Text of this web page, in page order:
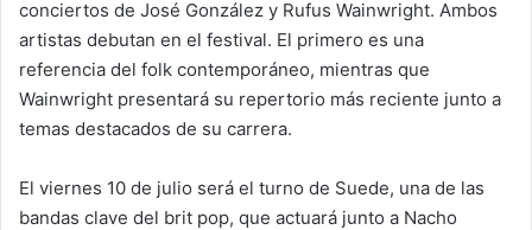
conciertos de José González y Rufus Wainwright. Ambos
artistas debutan en el festival. El primero es una
referencia del folk contemporáneo, mientras que
Wainwright presentará su repertorio más reciente junto a
temas destacados de su carrera.
El viernes 10 de julio será el turno de Suede, una de las
bandas clave del brit pop, que actuará junto a Nacho